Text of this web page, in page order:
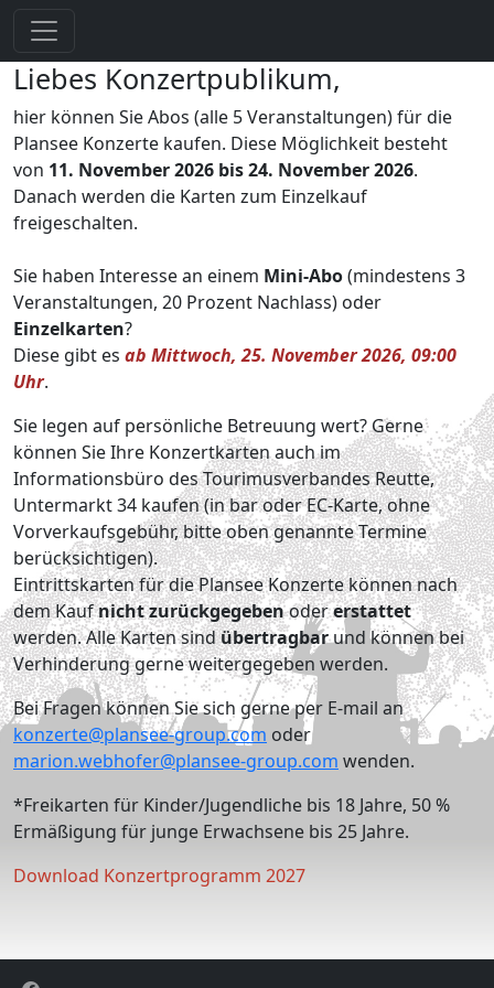
Liebes Konzertpublikum,
hier können Sie Abos (alle 5 Veranstaltungen) für die
Plansee Konzerte kaufen. Diese Möglichkeit besteht
von 11. November 2026 bis 24. November 2026.
Danach werden die Karten zum Einzelkauf
freigeschalten.
Sie haben Interesse an einem Mini-Abo(mindestens 3
Veranstaltungen, 20 Prozent Nachlass) oder
Einzelkarten?
Diese gibt es ab Mittwoch, 25. November 2026, 09:00
Uhr.
Sie legen auf persönliche Betreuung wert? Gerne
können Sie Ihre Konzertkarten auch im
Informationsbüro des Tourimusverbandes Reutte,
Untermarkt 34 kaufen (in bar oder EC-Karte, ohne
Vorverkaufsgebühr, bitte oben genannte Termine
berücksichtigen).
Eintrittskarten für die Plansee Konzerte können nach
dem Kaufnicht zurückgegebenodererstattet
werden. Alle Karten sindübertragbarund können bei
Verhinderung gerne weitergegeben werden.
Bei Fragen können Sie sich gerne per E-mail an
konzerte@plansee-group.com oder
marion.webhofer@plansee-group.com wenden.
*Freikarten für Kinder/Jugendliche bis 18 Jahre, 50 %
Ermäßigung für junge Erwachsene bis 25 Jahre.
Download Konzertprogramm 2027